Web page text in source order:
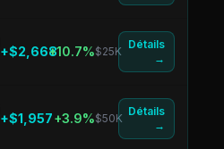
+$2,668+10.7%$25K
Détails
→
+$1,957+3.9%$50K
Détails
→